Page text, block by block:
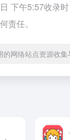
下午5:57收录
责任。
网络站点资源收集